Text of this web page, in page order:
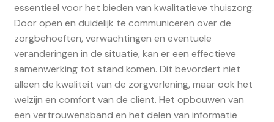
essentieel voor het bieden van kwalitatieve thuiszorg.
Door open en duidelijk te communiceren over de
zorgbehoeften, verwachtingen en eventuele
veranderingen in de situatie, kan er een effectieve
samenwerking tot stand komen. Dit bevordert niet
alleen de kwaliteit van de zorgverlening, maar ook het
welzijn en comfort van de cliënt. Het opbouwen van
een vertrouwensband en het delen van informatie